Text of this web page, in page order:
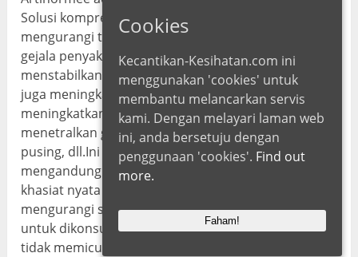
Solusi komprehensif dikembangkan untuk
mengurangi tekanan darah tinggi dan meringankan
gejala penyakit kronis. Kerja utamanya justru
menstabilkan tekanan darah sesuai usia. Obatnya
juga meningkatkan fungsi jantung dan
meningkatkan fungsi pembuluh darah. Manfaat ini
menetralkan gejala seperti kelelahan, sesak napas,
pusing, dll.Ini adalah obat organik dan hanya
mengandung bahan-bahan herbal yang memiliki
khasiat nyata dan terbukti menenangkan serta
mengurangi stres. Selain itu, sediaannya juga cocok
untuk dikonsumsi dalam jangka waktu lama karena
tidak memicu efek samping yang berbahaya.
Cookies
Kecantikan-Kesihatan.com ini
menggunakan 'cookies' untuk
membantu melancarkan servis
kami. Dengan melayari laman web
ini, anda bersetuju dengan
penggunaan 'cookies'. Find out
more.
Faham!